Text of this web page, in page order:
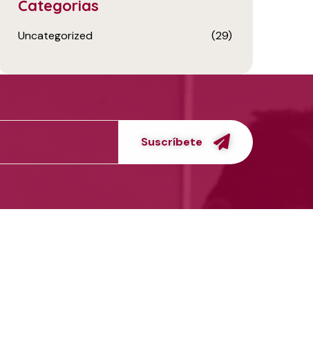
Categorias
Uncategorized (29)
Suscríbete